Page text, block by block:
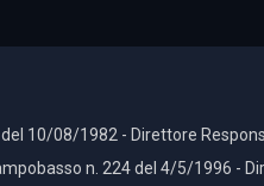
10/08/1982 - Direttore
n. 224 del 4/5/1996 -